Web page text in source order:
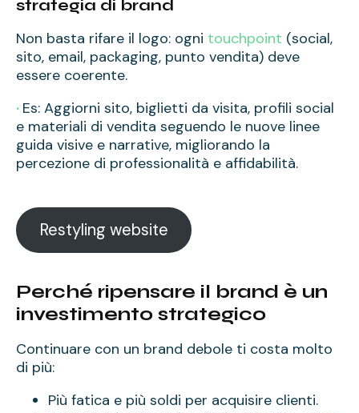
strategia di brand
Non basta rifare il logo: ogni touchpoint (social,
sito, email, packaging, punto vendita) deve
essere coerente.
· Es: Aggiorni sito, biglietti da visita, profili social
e materiali di vendita seguendo le nuove linee
guida visive e narrative, migliorando la
percezione di professionalità e affidabilità.
Restyling website
Perché ripensare il brand è un
investimento strategico
Continuare con un brand debole ti costa molto
di più:
Più fatica e più soldi per acquisire clienti.